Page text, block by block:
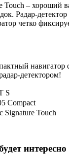
Touch – хороший
Радар-детектор
четко
навигатор
детектором!
S
Compact
Signature Touch
интересно